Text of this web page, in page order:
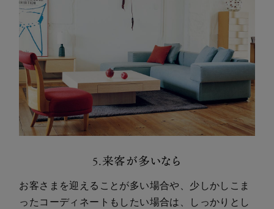
5.来客が多いなら
お客さまを迎えることが多い場合や、少しかしこま
ったコーディネートもしたい場合は、しっかりとし